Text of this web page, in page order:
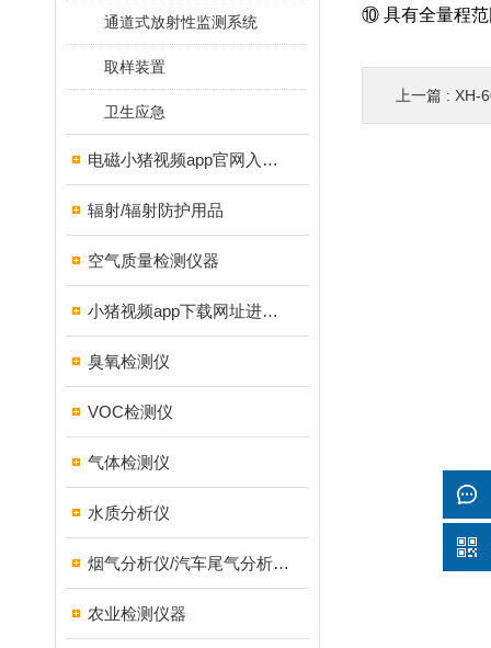
通道式放射性监测系统
取样装置
卫生应急
电磁小猪视频app官网入口ios
辐射/辐射防护用品
空气质量检测仪器
小猪视频app下载网址进入18测试仪
臭氧检测仪
VOC检测仪
气体检测仪
水质分析仪
烟气分析仪/汽车尾气分析仪/转速表/汽车维修检测设备
农业检测仪器
⑩ 具有全量程范围内
上一篇 : XH-